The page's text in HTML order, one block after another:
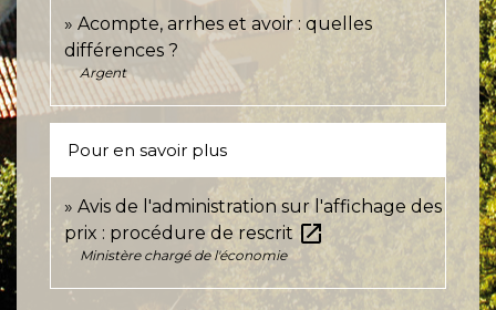
Acompte, arrhes et avoir : quelles
différences ?
Argent
Pour en savoir plus
Avis de l'administration sur l'affichage des
prix : procédure de rescrit open_in_new
Ministère chargé de l'économie